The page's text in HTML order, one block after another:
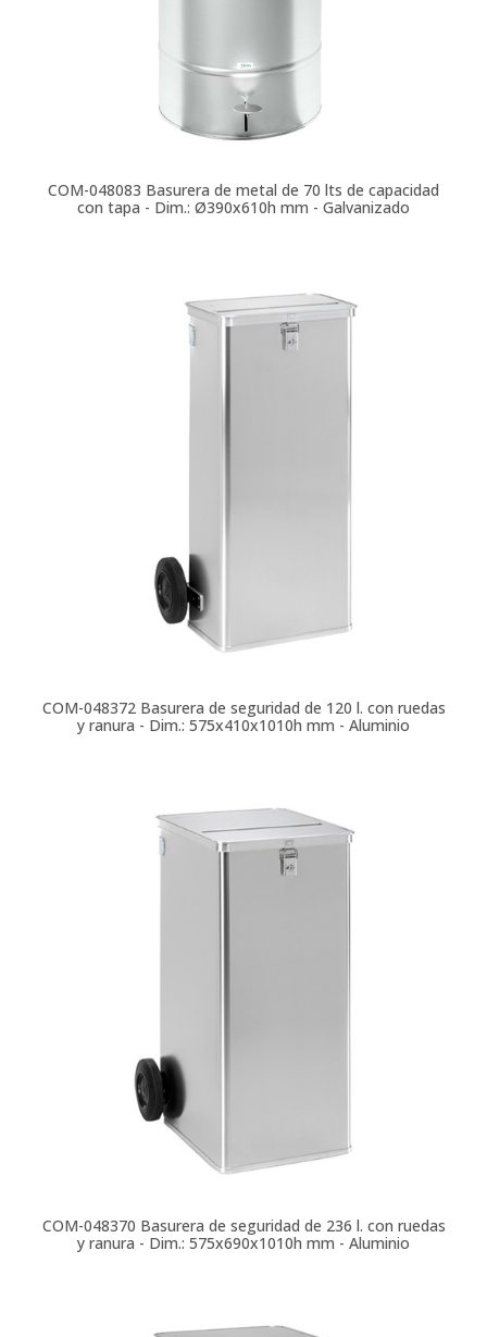
COM-048083 Basurera de metal de 70 lts de capacidad
con tapa - Dim.: Ø390x610h mm - Galvanizado
COM-048372 Basurera de seguridad de 120 l. con ruedas
y ranura - Dim.: 575x410x1010h mm - Aluminio
COM-048370 Basurera de seguridad de 236 l. con ruedas
y ranura - Dim.: 575x690x1010h mm - Aluminio